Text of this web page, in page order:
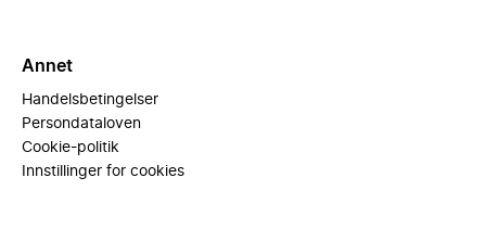
Annet
Handelsbetingelser
Persondataloven
Cookie-politik
Innstillinger for cookies